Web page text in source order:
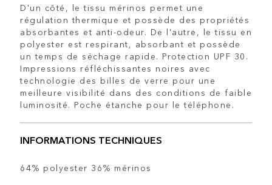
D'un côté, le tissu mérinos permet une
régulation thermique et possède des propriétés
absorbantes et anti-odeur. De l'autre, le tissu en
polyester est respirant, absorbant et possède
un temps de séchage rapide. Protection UPF 30.
Impressions réfléchissantes noires avec
technologie des billes de verre pour une
meilleure visibilité dans des conditions de faible
luminosité. Poche étanche pour le téléphone.
INFORMATIONS TECHNIQUES
64% polyester 36% mérinos